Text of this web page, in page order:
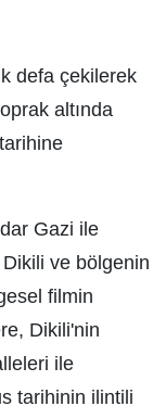
defa çekilerek
altında
Gazi ile
ve bölgenin
filmin
Dikili'nin
ile
tarihinin ilintili